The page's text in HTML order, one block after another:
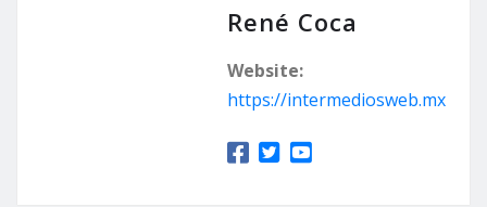
René Coca
Website:
https://intermediosweb.mx